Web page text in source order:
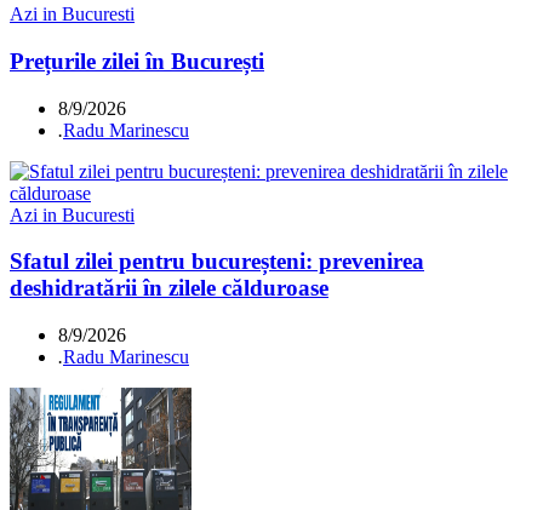
Azi in Bucuresti
Prețurile zilei în București
8/9/2026
.Radu Marinescu
Azi in Bucuresti
Sfatul zilei pentru bucureșteni: prevenirea
deshidratării în zilele călduroase
8/9/2026
.Radu Marinescu